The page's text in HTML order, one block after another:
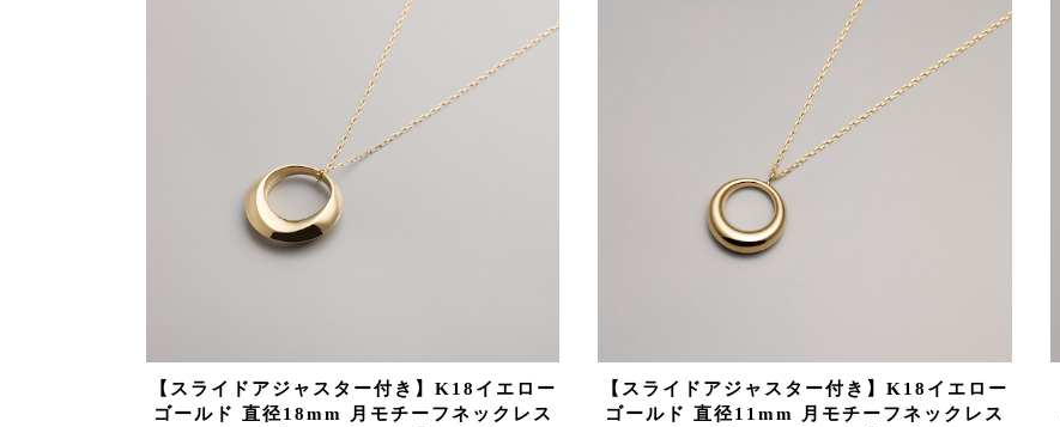
【スライドアジャスター付き】K18イエロー
ゴールド 直径18mm 月モチーフネックレス
【スライドアジャスター付き】K18イエロー
ゴールド 直径11mm 月モチーフネックレス